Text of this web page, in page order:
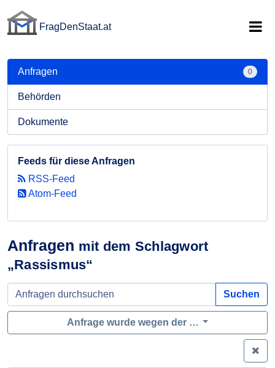
FragDenStaat.at
Anfragen mit dem Schlagwort
„Rassismus“
Suchen
Anfrage wurde wegen der …
Anfragen 0
Behörden
Dokumente
Feeds für diese Anfragen
RSS-Feed
Atom-Feed